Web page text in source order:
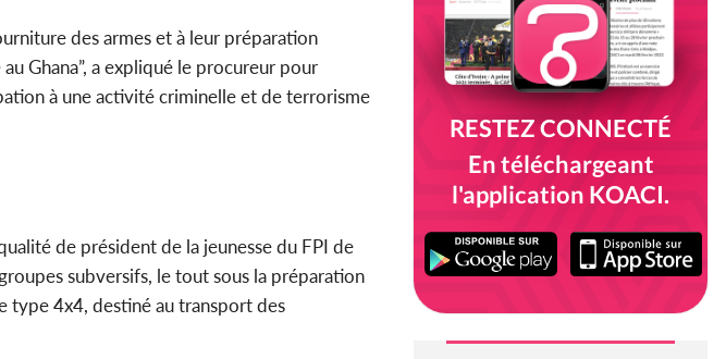
des armes et à leur préparation
Ghana”, a expliqué le procureur pour
à une activité criminelle et de terrorisme
de président de la jeunesse du FPI de
subversifs, le tout sous la préparation
type 4x4, destiné au transport des
RESTEZ CONNECTÉ
En téléchargeant
l'application KOACI.